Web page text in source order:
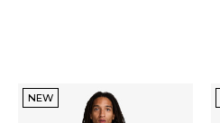
NEW